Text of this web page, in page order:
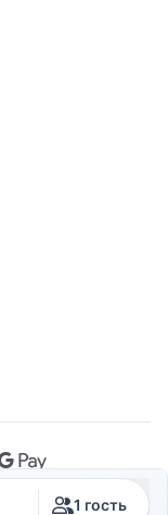
1 гость
© 2026 Crovillas GmbH